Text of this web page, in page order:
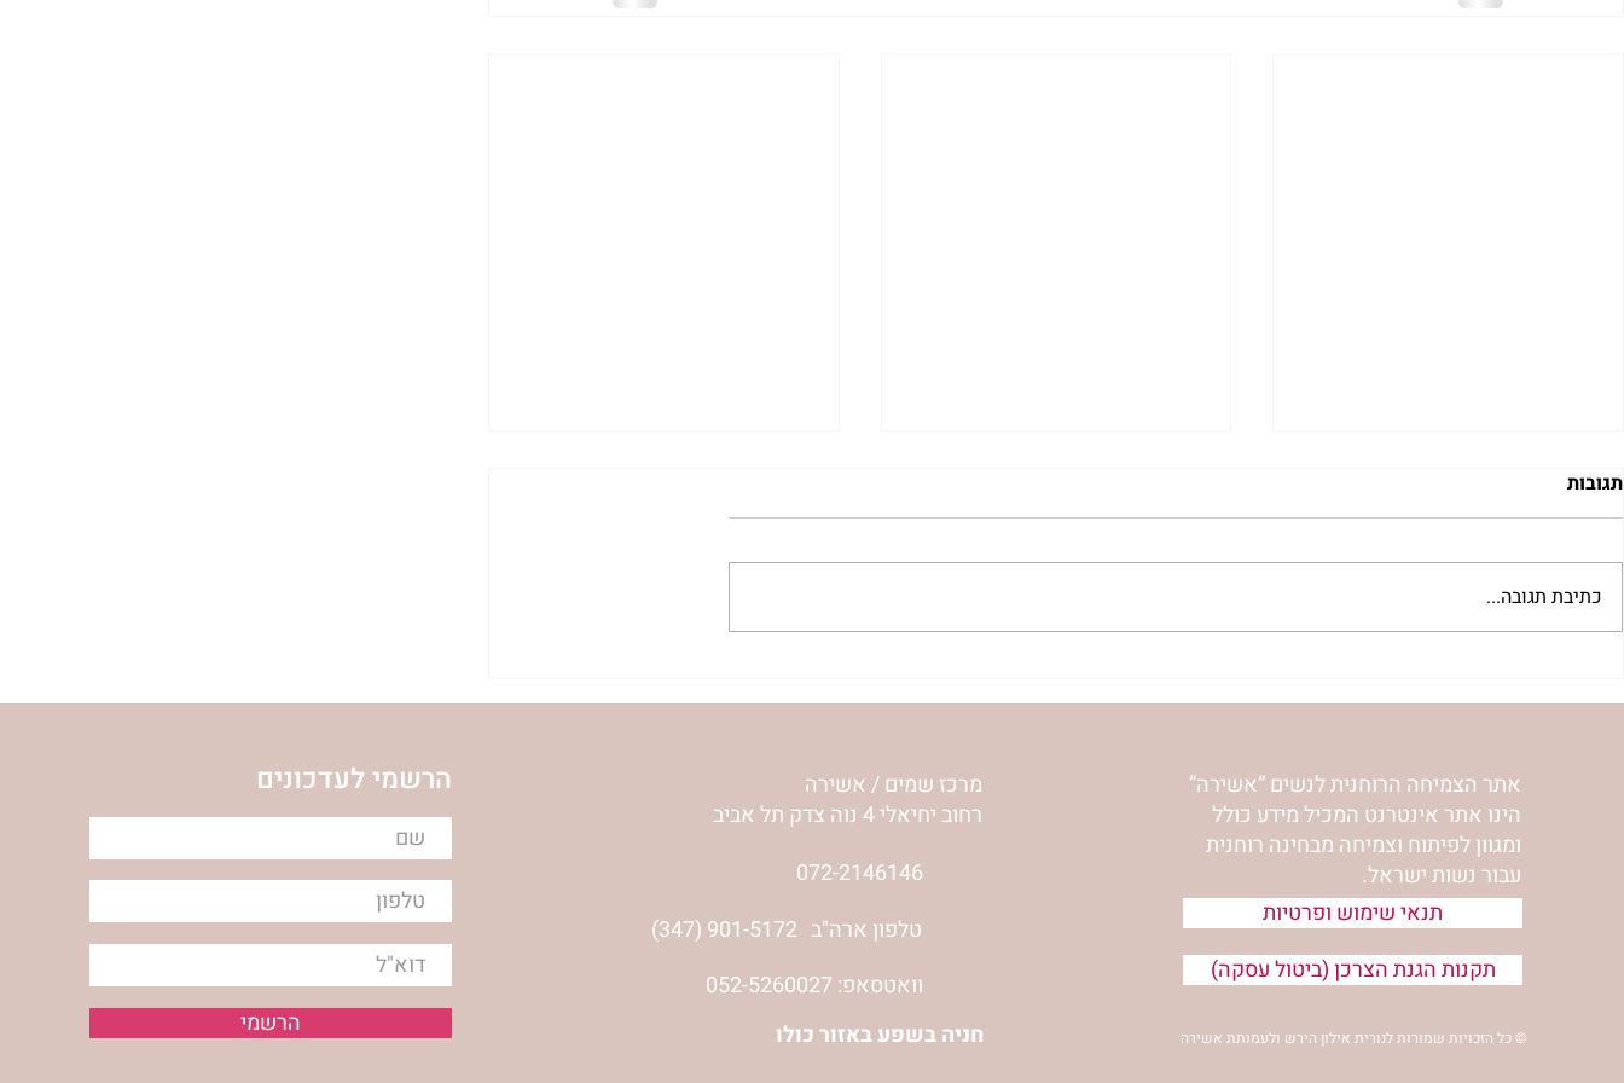
שיעור לט"ו באב | הר' ימימה
השיעור לתשעה באב | הר'
אוהב" | ראש חודש אב
תגובות
כתיבת תגובה...
הרשמי לעדכונים
הרשמי
מרכז שמים / אשירה
רחוב יחיאלי 4 נוה צדק תל אביב
072-2146146
(347) 901-5172 טלפון ארה"ב
וואטסאפ: 052-5260027
חניה בשפע באזור כולו
אתר הצמיחה הרוחנית לנשים “אשירה”
הינו אתר אינטרנט המכיל מידע כולל
ומגוון לפיתוח וצמיחה מבחינה רוחנית
עבור נשות ישראל.
תנאי שימוש ופרטיות
תקנות הגנת הצרכן (ביטול עסקה)
© כל הזכויות שמורות לנורית אילון הירש ולעמותת אשירה